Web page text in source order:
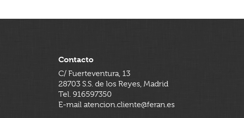
Contacto
C/ Fuerteventura, 13
28703 S.S. de los Reyes, Madrid
Tel. 916597350
E-mail atencion.cliente@feran.es